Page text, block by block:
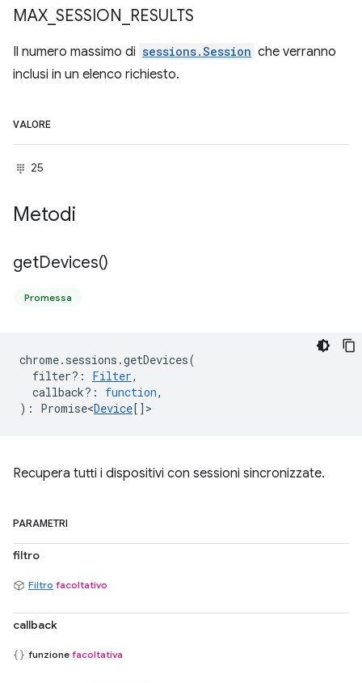
MAX SESSION RESULTS
Il numero massimo di sessions.Session che verranno
inclusi in un elenco richiesto.
VALORE
25
Metodi
getDevices()
Promessa
chrome. sessions .getDevices(
filter? : Filter,
callback? : function,
) : Promise<Device[] >
Recupera tutti i dispositivi con sessioni sincronizzate.
PARAMETRI
filtro
Filtro facoltativo
callback
funzione facoltativa